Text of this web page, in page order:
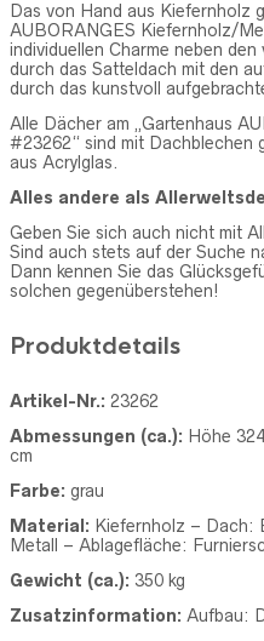
Das von Hand aus Kiefernholz
AUBORANGES Kiefernholz/
individuellen Charme neben
durch das Satteldach mit den
durch das kunstvoll
Alle Dächer am „Gartenhaus
#23262“ sind mit Dachblechen
aus Acrylglas.
Alles andere als
Geben Sie sich auch nicht mit
Sind auch stets auf der Suche
Dann kennen Sie das
solchen gegenüberstehen!
Produktdetails
Artikel-Nr.: 23262
Abmessungen (ca.): Höhe
cm
Farbe: grau
Material: Kiefernholz – Dach:
Metall – Ablagefläche:
Gewicht (ca.): 350 kg
Zusatzinformation: Aufbau: